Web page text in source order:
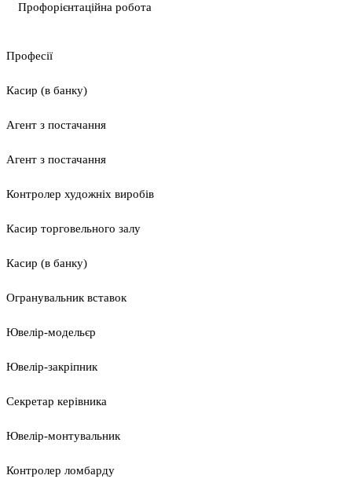
Профорієнтаційна робота
Професії
Касир (в банку)
Агент з постачання
Агент з постачання
Контролер художніх виробів
Касир торговельного залу
Касир (в банку)
Огранувальник вставок
Ювелір-модельєр
Ювелір-закріпник
Секретар керівника
Ювелір-монтувальник
Контролер ломбарду